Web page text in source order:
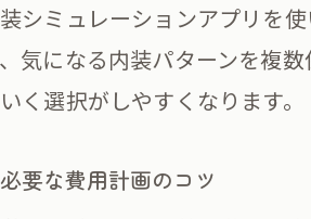
注文住宅内
おしゃれな
注文住宅で
迷わない内装決
シミュレーションアプリを
気になる内装パターンを複
く選択がしやすくなります。
要な費用計画のコツ